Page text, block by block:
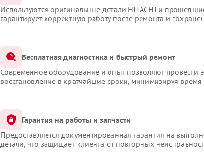
Используются оригинальные детали HITACHI и
гарантирует корректную работу после ремонта и
Бесплатная диагностика и быстрый ремонт
Современное оборудование и опыт позволяют провести
восстановление в кратчайшие сроки, минимизируя время
Гарантия на работы и запчасти
Предоставляется документированная гарантия на
детали, что защищает клиента от повторных